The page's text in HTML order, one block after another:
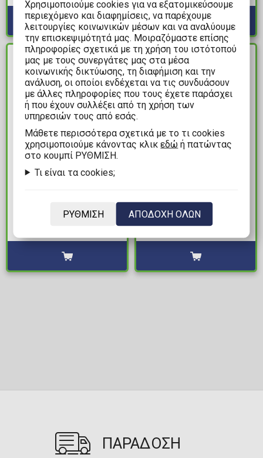
ΔΙΑΘΕΣΙΜΟ
17,99€
Paint Set (6 Χρώματα)
Commando Green
Χρώμα Μοντελισμού
(18ml)
ΠΑΡΑΔΟΣΗ
Χρησιμοποιούμε cookies για να εξατομικεύσουμε
περιεχόμενο και διαφημίσεις, να παρέχουμε
λειτουργίες κοινωνικών μέσων και να αναλύουμε
την επισκεψιμότητά μας. Μοιραζόμαστε επίσης
πληροφορίες σχετικά με τη χρήση του ιστότοπού
μας με τους συνεργάτες μας στα μέσα
κοινωνικής δικτύωσης, τη διαφήμιση και την
ανάλυση, οι οποίοι ενδέχεται να τις συνδυάσουν
με άλλες πληροφορίες που τους έχετε παράσχει
ή που έχουν συλλέξει από τη χρήση των
υπηρεσιών τους από εσάς.
Mάθετε περισσότερα σχετικά με το τι cookies
χρησιμοποιούμε κάνοντας κλικεδώ ή πατώντας
στο κουμπί ΡΥΘΜΙΣΗ.
Τι είναι τα cookies;
ΡΥΘΜΙΣΗ ΑΠΟΔΟΧΗ ΟΛΩΝ